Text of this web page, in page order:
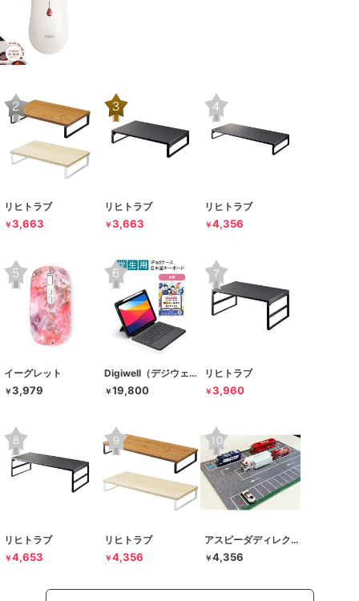
リヒトラブ
￥3,663
リヒトラブ
￥3,663
リヒトラブ
￥4,356
イーグレット
￥3,979
Digiwell（デジウェル）
￥19,800
リヒトラブ
￥3,960
リヒトラブ
￥4,653
リヒトラブ
￥4,356
アスピーダディレクション
￥4,356